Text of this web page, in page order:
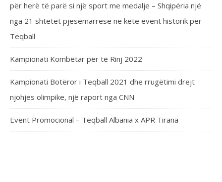
për herë të parë si një sport me medalje – Shqipëria një
nga 21 shtetet pjesëmarrëse në këtë event historik për
Teqball
Kampionati Kombëtar për të Rinj 2022
Kampionati Botëror i Teqball 2021 dhe rrugëtimi drejt
njohjes olimpike, një raport nga CNN
Event Promocional – Teqball Albania x APR Tirana